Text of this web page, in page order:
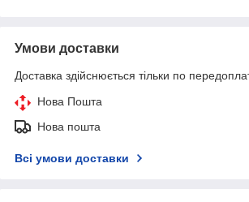
Умови доставки
Доставка здійснюється тільки по
Нова Пошта
Нова пошта
Всі умови доставки